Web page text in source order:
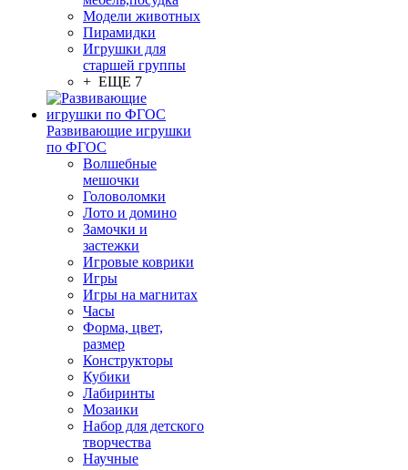
Модели животных
Пирамидки
Игрушки для
старшей группы
+ ЕЩЕ 7
Развивающие игрушки
по ФГОС
Волшебные
мешочки
Головоломки
Лото и домино
Замочки и
застежки
Игровые коврики
Игры
Игры на магнитах
Часы
Форма, цвет,
размер
Конструкторы
Кубики
Лабиринты
Мозаики
Набор для детского
творчества
Научные